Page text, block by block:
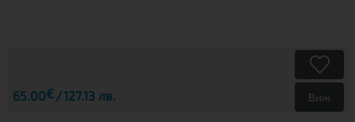
65.00€ 127.13 лв. Виж